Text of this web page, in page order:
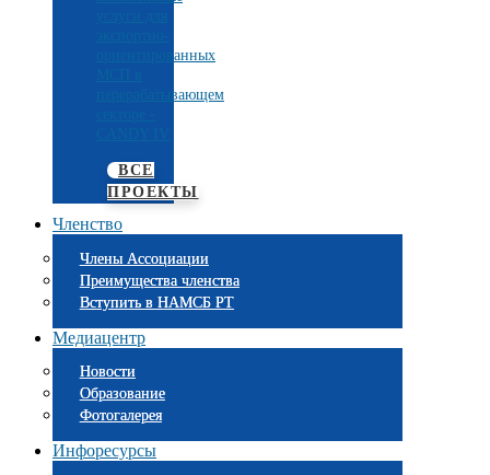
ориентированных
перерабатывающем
ВСЕ
ПРОЕКТЫ
Членство
Члены Ассоциации
Преимущества членства
Вступить в НАМСБ РТ
Медиацентр
Новости
Образование
Фотогалерея
Инфоресурсы